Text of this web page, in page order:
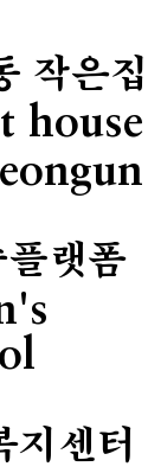
house
작은집
랫폼
지센터